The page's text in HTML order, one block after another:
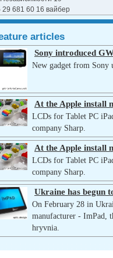
29 681 60 16 вайбер
articles
Sony introduced
New gadget from Sony
At the Apple install
LCDs for Tablet PC
company Sharp.
At the Apple install
LCDs for Tablet PC
company Sharp.
Ukraine has begun
On February 28 in
manufacturer - ImPad,
hryvnia.